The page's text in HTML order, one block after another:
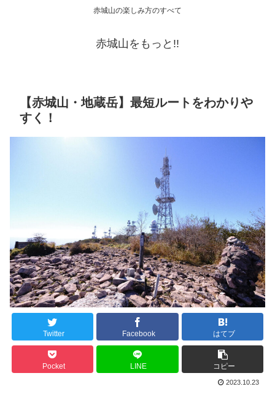
赤城山の楽しみ方のすべて
赤城山をもっと!!
【赤城山・地蔵岳】最短ルートをわかりや
すく！
Twitter Facebook はてブ
Pocket LINE コピー
2023.10.23